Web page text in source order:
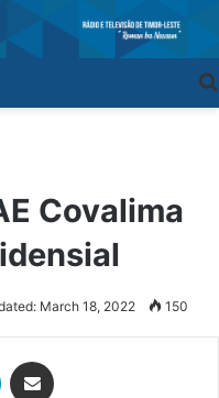
Covalima
March 18, 2022 150